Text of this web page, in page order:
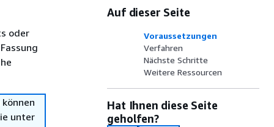
oder
unter
Auf dieser Seite
Voraussetzungen
Verfahren
Nächste Schritte
Weitere Ressourcen
Hat Ihnen diese Seite
geholfen?